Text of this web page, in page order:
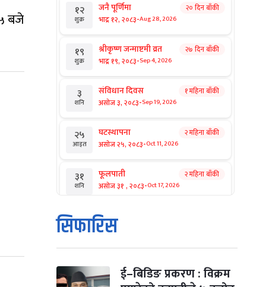
बजे १२
शुक्र
जनै पूर्णिमा
भाद्र १२, २०८३-Aug 28, 2026
२० दिन बाँकी
१९
शुक्र
श्रीकृष्ण जन्माष्टमी व्रत
भाद्र १९, २०८३-Sep 4, 2026
२७ दिन बाँकी
३
शनि
संविधान दिवस
असोज ३, २०८३-Sep 19, 2026
१ महिना बाँकी
२५
आइत
घटस्थापना
असोज २५, २०८३-Oct 11, 2026
२ महिना बाँकी
३१
शनि
फूलपाती
असोज ३१ , २०८३-Oct 17, 2026
२ महिना बाँकी
१
आइत
कार्तिक सङ्क्रान्ति
कार्तिक १, २०८३
मंगल कार्तिक ३, २०८३-Oct 20, 2026
सिफारिस
ई–बिडिङ प्रकरण : विक्रम